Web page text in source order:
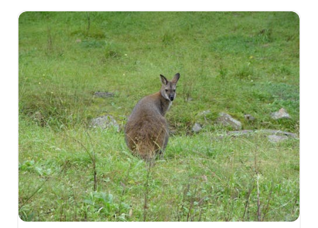
之旅和直升機生態之旅。 （僅限抵達和出發）…